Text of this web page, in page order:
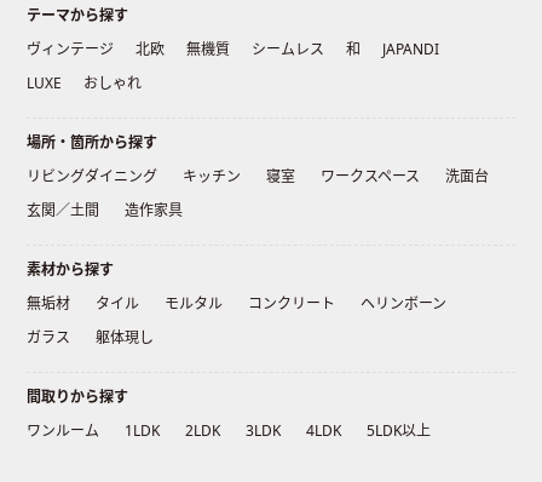
テーマから探す
ヴィンテージ
北欧 無機質 シームレス 和
JAPANDI
LUXE
おしゃれ
場所・箇所から探す
リビングダイニング
キッチン 寝室 ワークスペース
洗面台
玄関／土間
造作家具
素材から探す
無垢材
タイル モルタル コンクリート
ヘリンボーン
ガラス
躯体現し
間取りから探す
ワンルーム
1LDK 2LDK 3LDK 4LDK 5LDK以上